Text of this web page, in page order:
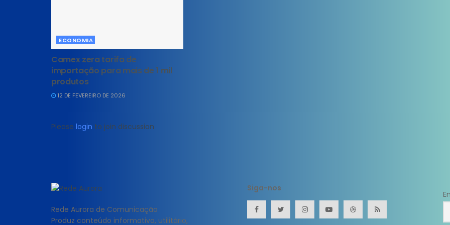
ECONOMIA
Camex zera tarifa de
importação para mais de 1 mil
produtos
12 DE FEVEREIRO DE 2026
Please login to join discussion
Rede Aurora de Comunicação
Produz conteúdo informativo, utilitário,
Siga-nos